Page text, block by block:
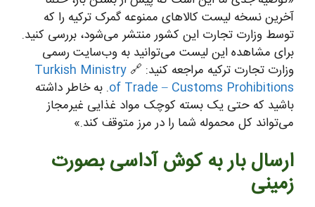
آخرین نسخه لیست کالاهای ممنوعه گمرک ترکیه را که
توسط وزارت تجارت این کشور منتشر می‌شود، بررسی کنید.
برای مشاهده این لیست می‌توانید به وب‌سایت رسمی
وزارت تجارت ترکیه مراجعه کنید: 🔗 Turkish Ministry
of Trade – Customs Prohibitions. به خاطر داشته
باشید که حتی یک بسته کوچک مواد غذایی غیرمجاز
می‌تواند کل محموله شما را در مرز متوقف کند.»
ارسال بار به کوش آداسی بصورت
زمینی